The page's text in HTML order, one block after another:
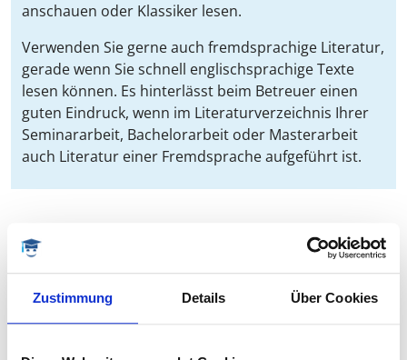
Zustimmung Details Über Cookies
anschauen oder Klassiker lesen.
Verwenden Sie gerne auch fremdsprachige Literatur,
gerade wenn Sie schnell englischsprachige Texte
lesen können. Es hinterlässt beim Betreuer einen
guten Eindruck, wenn im Literaturverzeichnis Ihrer
Seminararbeit, Bachelorarbeit oder Masterarbeit
auch Literatur einer Fremdsprache aufgeführt ist.
Unterschiedliche Datenbanken bei der
Literaturrecherche nutzen
Ein Großteil Ihrer Literaturrecherche wird über den